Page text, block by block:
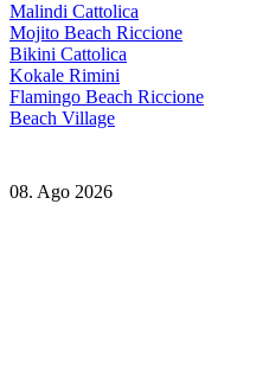
Malindi Cattolica
Mojito Beach Riccione
Bikini Cattolica
Kokale Rimini
Flamingo Beach Riccione
Beach Village
08. Ago 2026